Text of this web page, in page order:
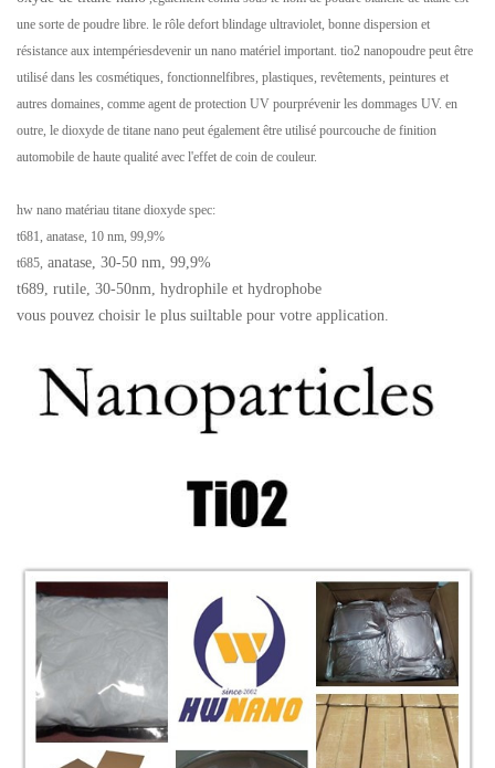
une sorte de poudre libre. le rôle defort blindage ultraviolet, bonne dispersion et
résistance aux intempériesdevenir un nano matériel important. tio2 nanopoudre peut être
utilisé dans les cosmétiques, fonctionnelfibres, plastiques, revêtements, peintures et
autres domaines, comme agent de protection UV pourprévenir les dommages UV. en
outre, le dioxyde de titane nano peut également être utilisé pourcouche de finition
automobile de haute qualité avec l'effet de coin de couleur.
hw nano matériau titane dioxyde spec:
t681, anatase, 10 nm, 99,9%
t685, anatase, 30-50 nm, 99,9%
t689, rutile, 30-50nm, hydrophile et hydrophobe
vous pouvez choisir le plus suiltable pour votre application.